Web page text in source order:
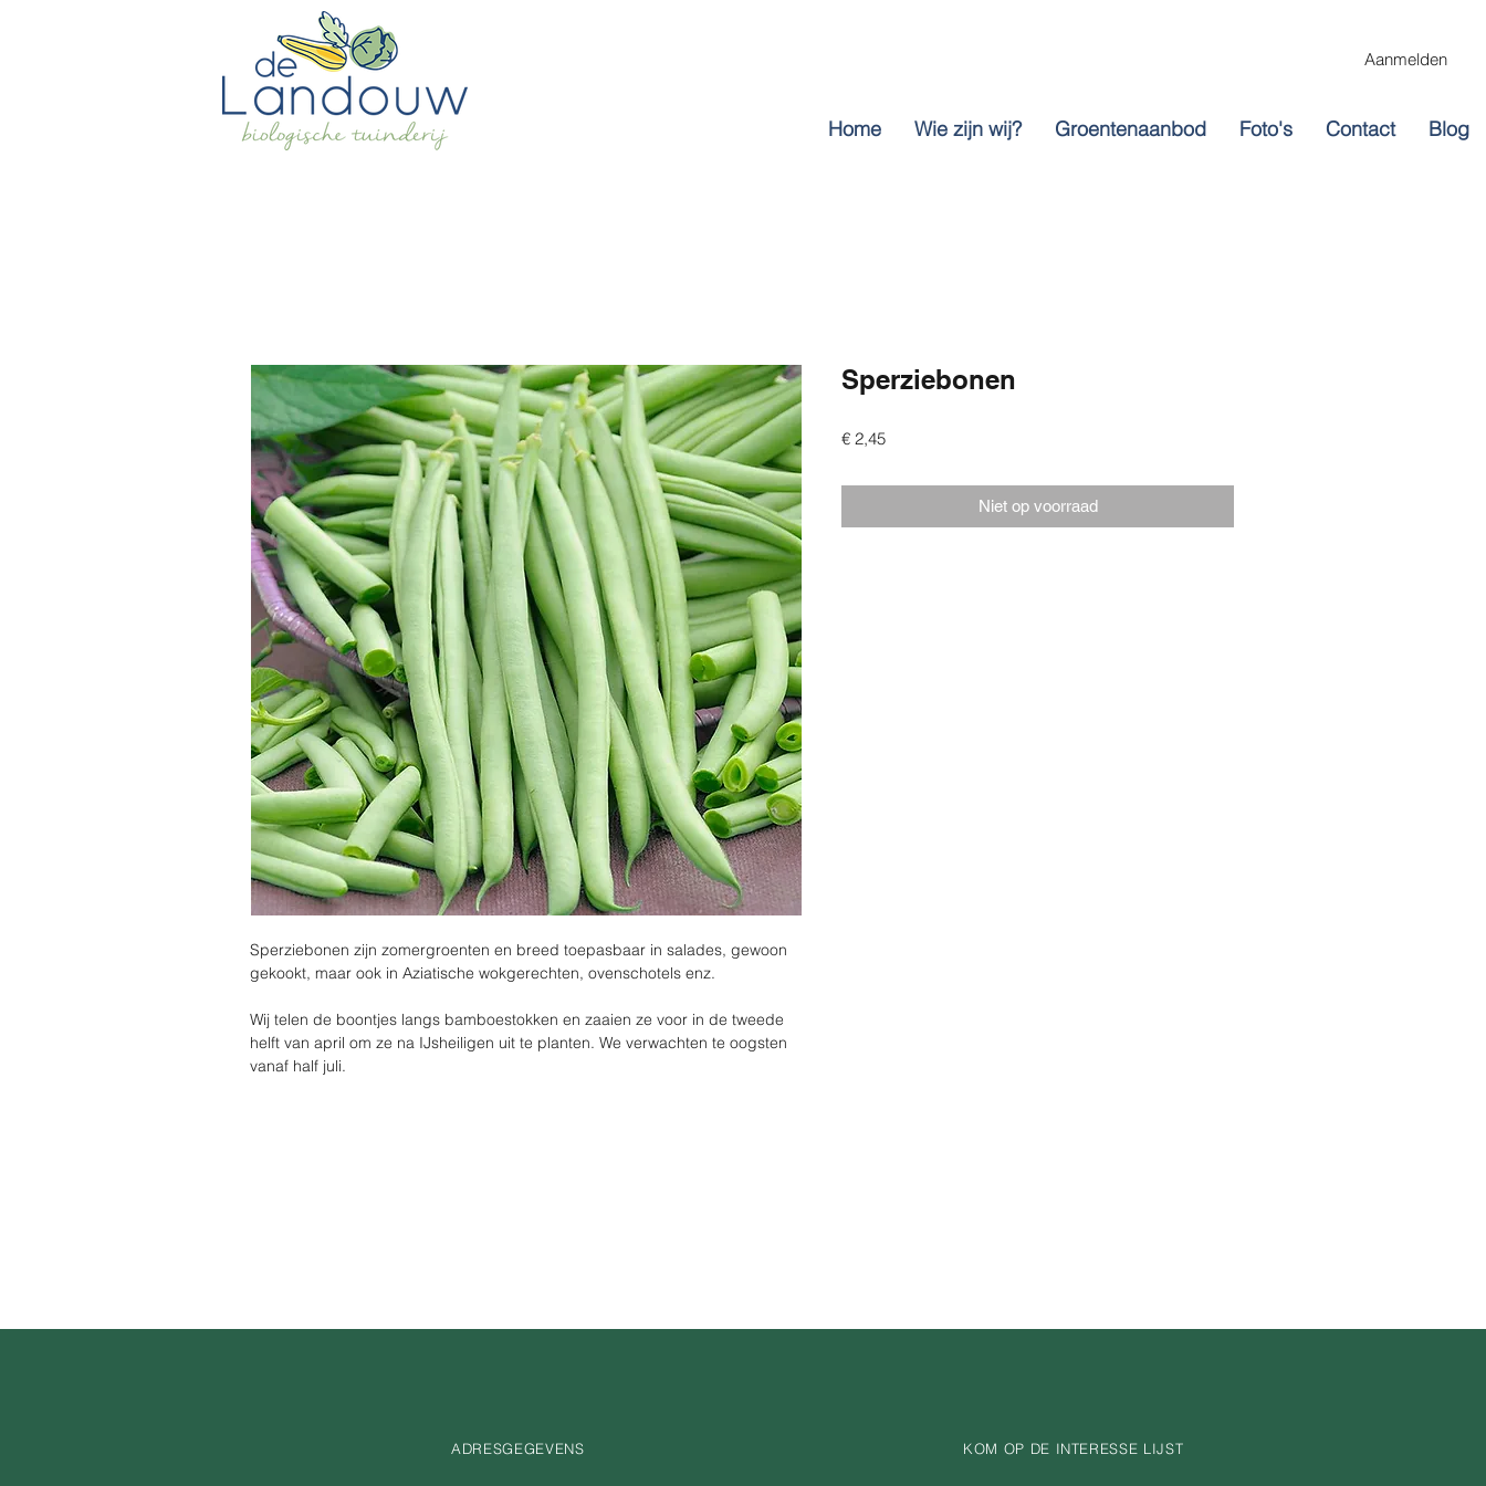
Home Wie zijn wij? Groentenaanbod Foto's Contact Blog
Aanmelden
Sperziebonen zijn zomergroenten en breed toepasbaar in salades, gewoon
gekookt, maar ook in Aziatische wokgerechten, ovenschotels enz.
Wij telen de boontjes langs bamboestokken en zaaien ze voor in de tweede
helft van april om ze na IJsheiligen uit te planten. We verwachten te oogsten
vanaf half juli.
Sperziebonen
€ 2,45Prijs
Niet op voorraad
ADRESGEGEVENS KOM OP DE INTERESSE LIJST